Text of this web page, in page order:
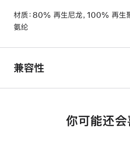
材质：80% 再生尼龙，100% 再生
氨纶
兼容性
你可能还会